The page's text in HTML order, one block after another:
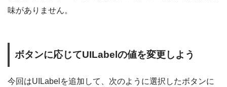
味がありません。
ボタンに応じてUILabelの値を変更しよう
今回はUILabelを追加して、次のように選択したボタンに